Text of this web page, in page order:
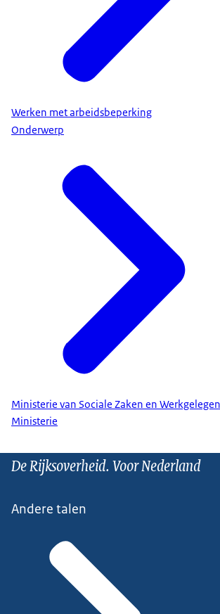
Werken met arbeidsbeperking
Onderwerp
Ministerie van Sociale Zaken en
Ministerie
De Rijksoverheid. Voor Nederland
Andere talen